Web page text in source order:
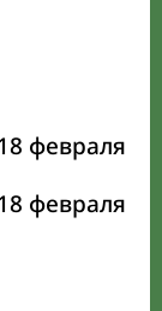
февраля
февраля